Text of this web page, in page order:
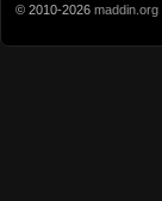
© 2010-2026 maddin.org